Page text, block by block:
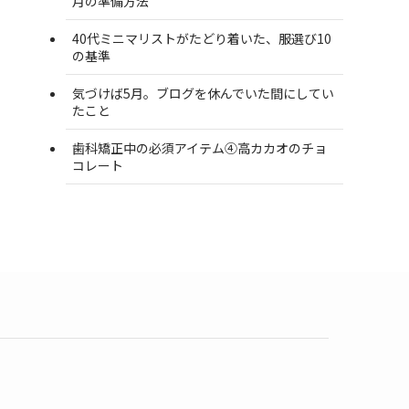
40代ミニマリストがたどり着いた、服選び10
の基準
気づけば5月。ブログを休んでいた間にしてい
たこと
歯科矯正中の必須アイテム④高カカオのチョ
コレート